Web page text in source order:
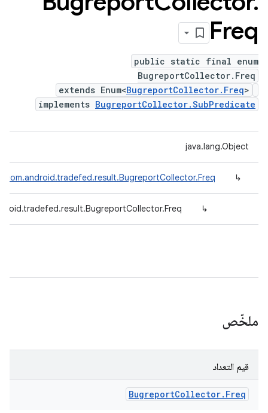
Freq
public static final enum
BugreportCollector.Freq
extends Enum<BugreportCollector.Freq>
implements BugreportCollector.SubPredicate
java.lang.Object
↳
com.android.tradefed.result.BugreportCollector.Freq
↳
ملخّص
قيم التعداد
BugreportCollector. Freq